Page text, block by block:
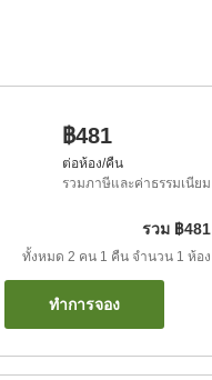
฿481
ต่อห้อง/คืน
รวมภาษีและค่าธรรมเนียม
รวม ฿481
ทั้งหมด 2 คน 1 คืน จำนวน 1 ห้อง
ทำการจอง